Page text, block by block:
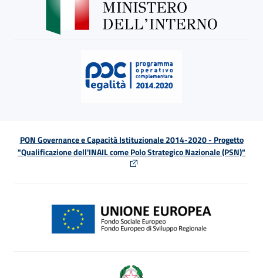
PON Governance e Capacità Istituzionale 2014-2020 - Progetto
"Qualificazione dell'INAIL come Polo Strategico Nazionale (PSN)"